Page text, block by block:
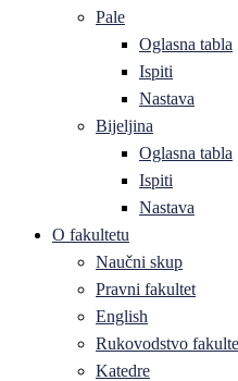
Pale
Oglasna tabla
Ispiti
Nastava
Bijeljina
Oglasna tabla
Ispiti
Nastava
O fakultetu
Naučni skup
Pravni fakultet
English
Rukovodstvo
Katedre